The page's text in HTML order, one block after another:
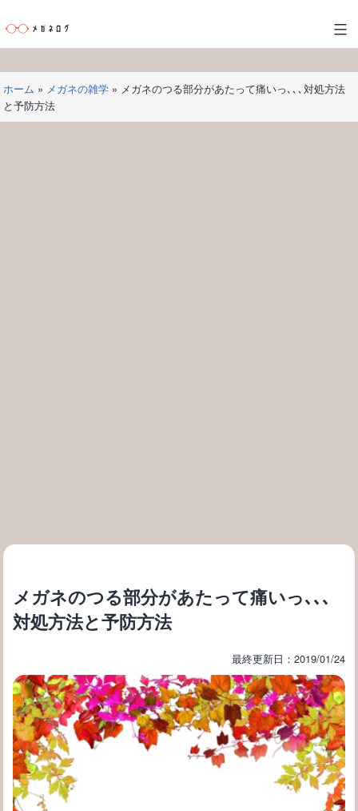
ン
テ
ツ
へ
ス
メ
ガ
ネ
ロ
グ
ホーム » メガネの雑学» メガネのつる部分があたって痛いっ､､､対処方法
と予防方法
メガネのつる部分があたって痛いっ､､､
対処方法と予防方法
最終更新日：2019/01/24